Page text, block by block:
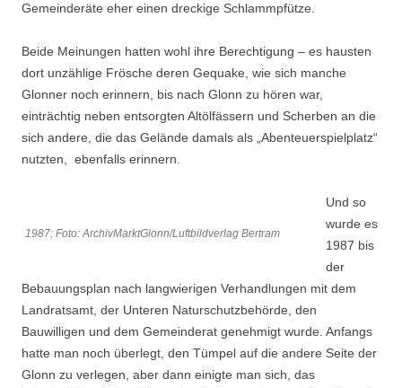
Gemeinderäte eher einen dreckige Schlammpfütze.
Beide Meinungen hatten wohl ihre Berechtigung – es hausten
dort unzählige Frösche deren Gequake, wie sich manche
Glonner noch erinnern, bis nach Glonn zu hören war,
einträchtig neben entsorgten Altölfässern und Scherben an die
sich andere, die das Gelände damals als „Abenteuerspielplatz“
nutzten, ebenfalls erinnern.
1987; Foto: ArchivMarktGlonn/Luftbildverlag Bertram
Und so
wurde es
1987 bis
der
Bebauungsplan nach langwierigen Verhandlungen mit dem
Landratsamt, der Unteren Naturschutzbehörde, den
Bauwilligen und dem Gemeinderat genehmigt wurde. Anfangs
hatte man noch überlegt, den Tümpel auf die andere Seite der
Glonn zu verlegen, aber dann einigte man sich, das